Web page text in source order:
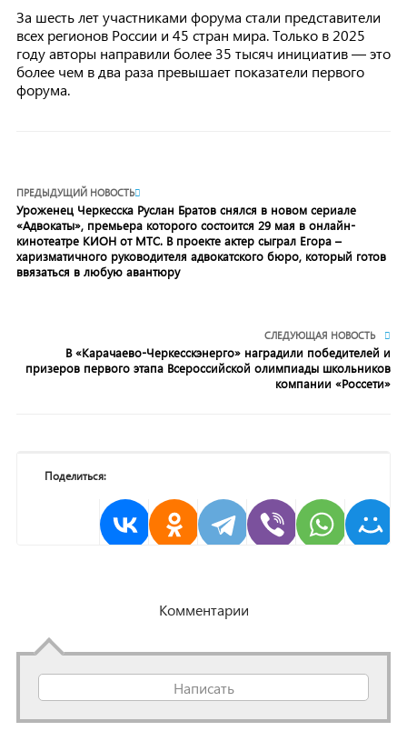
За шесть лет участниками форума стали представители
всех регионов России и 45 стран мира. Только в 2025
году авторы направили более 35 тысяч инициатив — это
более чем в два раза превышает показатели первого
форума.
ПРЕДЫДУЩИЙ НОВОСТЬ
Уроженец Черкесска Руслан Братов снялся в новом сериале
«Адвокаты», премьера которого состоится 29 мая в онлайн-
кинотеатре КИОН от МТС. В проекте актер сыграл Егора –
харизматичного руководителя адвокатского бюро, который готов
ввязаться в любую авантюру
СЛЕДУЮЩАЯ НОВОСТЬ
В «Карачаево-Черкесскэнерго» наградили победителей и
призеров первого этапа Всероссийской олимпиады школьников
компании «Россети»
Поделиться:
Комментарии
Написать